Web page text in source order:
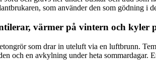
som använder den som gödning i
värmer på vintern och kyler
som drar in uteluft via en luftbrunn.
och en avkylning under heta